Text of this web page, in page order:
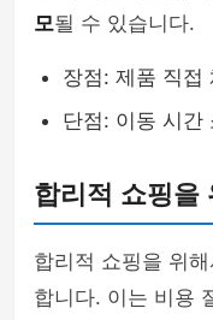
모될 수 있습니다.
장점: 제품 직접
단점: 이동 시간
합리적 쇼핑을
합리적 쇼핑을 위
합니다. 이는 비용